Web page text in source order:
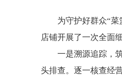
为守护好群众“
店铺开展了一次全面
一是溯源追踪，
头排查。逐一核查经